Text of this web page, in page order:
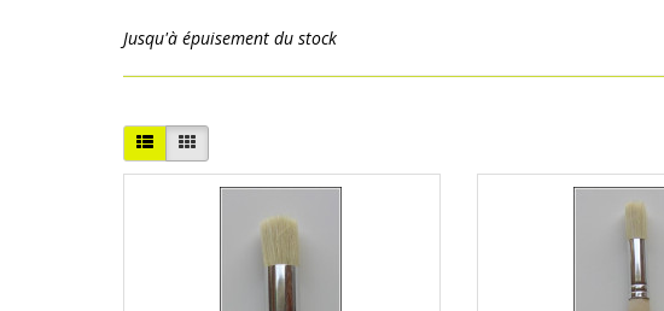
Jusqu'à épuisement du stock